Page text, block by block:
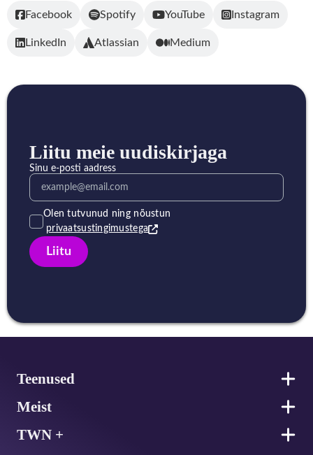
Facebook
Spotify YouTube Instagram
LinkedIn Atlassian Medium
Liitu meie uudiskirjaga
Sinu e-posti aadress
Olen tutvunud ning nõustun
privaatsustingimustega
Liitu
Teenused
Meist
TWN +